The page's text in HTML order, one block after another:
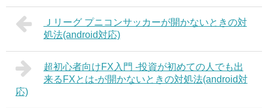
Ｊリーグ プニコンサッカーが開かないときの対
処法(android対応)
超初心者向けFX入門 -投資が初めての人でも出
来るFXとは-が開かないときの対処法(android対
応)